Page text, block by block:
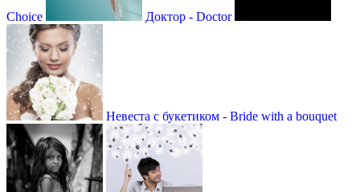
Сhoice Доктор - Doctor
Невеста с букетиком - Bride with a bouquet